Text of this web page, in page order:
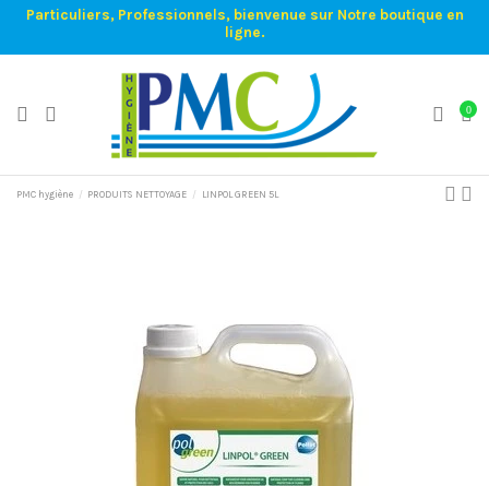
Particuliers, Professionnels, bienvenue sur Notre boutique en
ligne.
0
PMC hygiène PRODUITS NETTOYAGE LINPOL GREEN 5L